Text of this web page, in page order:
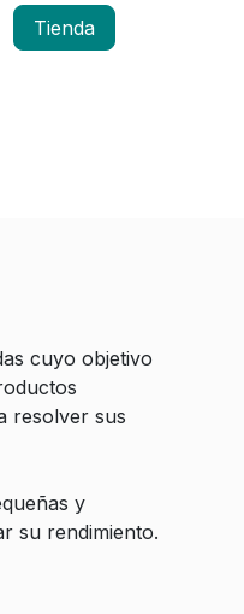
Tienda
cuyo objetivo
resolver sus
y
su rendimiento.